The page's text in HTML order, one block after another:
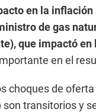
en la
de gas
que impactó
en el
choques de
transitorios y